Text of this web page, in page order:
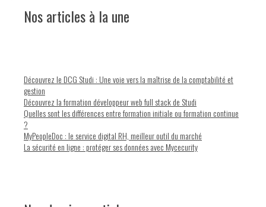
Nos articles à la une
Découvrez le DCG Studi : Une voie vers la maîtrise de la comptabilité et
gestion
Découvrez la formation développeur web full stack de Studi
Quelles sont les différences entre formation initiale ou formation continue
?
MyPeopleDoc : le service digital RH, meilleur outil du marché
La sécurité en ligne : protéger ses données avec Mycecurity